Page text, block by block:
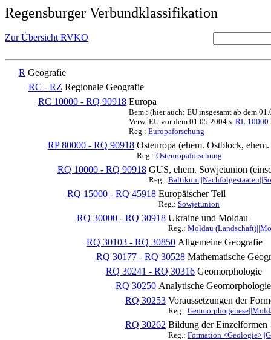
Regensburger Verbundklassifikation
Zur Übersicht RVKO
R Geografie
RC - RZ Regionale Geografie
RC 10000 - RQ 90918 Europa
Bem.: (hier auch: EU insgesamt ab dem
Verw.:EU vor dem 01.05.2004 s. RL 10000
Reg.: Europaforschung
RP 80000 - RQ 90918 Osteuropa (ehem. Ostblock,
Reg.: Osteuropaforschung
RQ 10000 - RQ 90918 GUS, ehem. Sowjetunion
Reg.:
RQ 15000 - RQ 45918 Europäischer Teil
Reg.: Sowjetunion
RQ 30000 - RQ 30918 Ukraine und Moldau
Reg.: Moldau
RQ 30103 - RQ 30850 Allgemeine Geografie
RQ 30177 - RQ 30528 Mathematische
RQ 30241 - RQ 30316 Geomorphologie
RQ 30250 Analytische Geomorphologie
RQ 30253 Voraussetzungen der
Reg.:
RQ 30262 Bildung der Einzelformen
Reg.: Formation